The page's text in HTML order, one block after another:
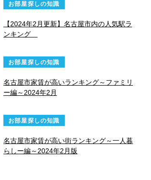
お部屋探しの知識
【2024年2月更新】名古屋市内の人気駅ラ
ンキング
お部屋探しの知識
名古屋市家賃が高いランキング～ファミリ
ー編～2024年2月
お部屋探しの知識
名古屋市家賃が高い街ランキング～一人暮
らしー編～2024年2月版